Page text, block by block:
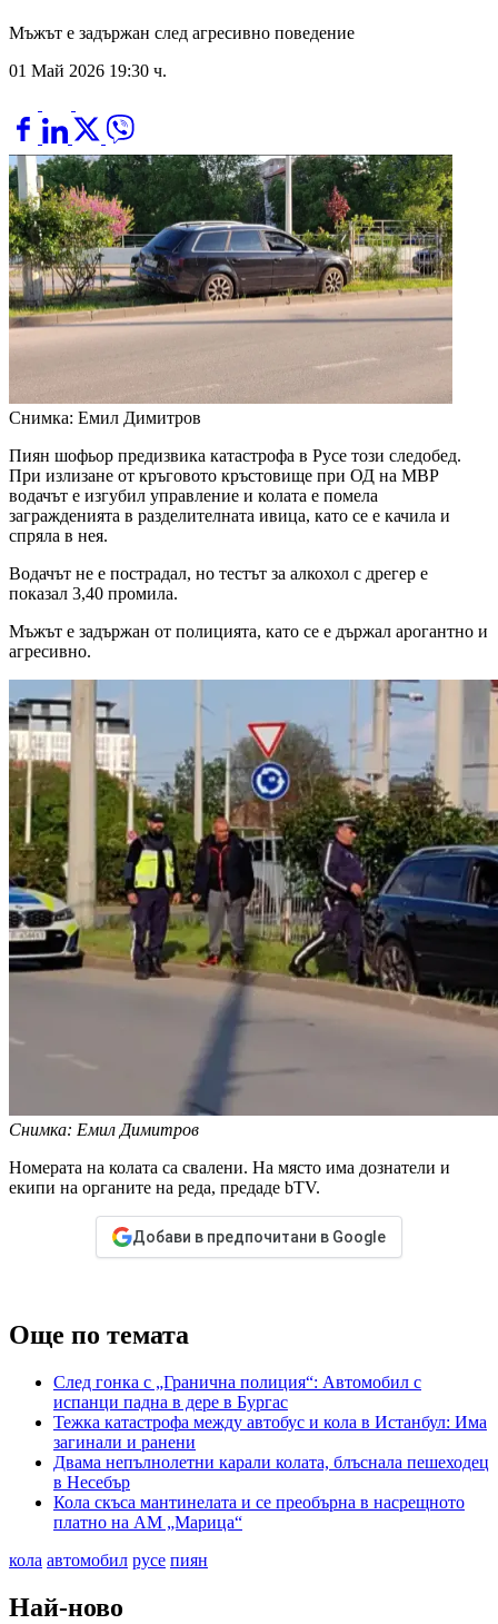
Мъжът е задържан след агресивно поведение
01 Май 2026 19:30 ч.
Снимка: Емил Димитров
Пиян шофьор предизвика катастрофа в Русе този следобед.
При излизане от кръговото кръстовище при ОД на МВР
водачът е изгубил управление и колата е помела
загражденията в разделителната ивица, като се е качила и
спряла в нея.
Водачът не е пострадал, но тестът за алкохол с дрегер е
показал 3,40 промила.
Мъжът е задържан от полицията, като се е държал арогантно и
агресивно.
Снимка: Емил Димитров
Номерата на колата са свалени. На място има дознатели и
екипи на органите на реда, предаде bTV.
Добави в предпочитани в Google
Още по темата
След гонка с „Гранична полиция“: Автомобил с
испанци падна в дере в Бургас
Тежка катастрофа между автобус и кола в Истанбул: Има
загинали и ранени
Двама непълнолетни карали колата, блъснала пешеходец
в Несебър
Кола скъса мантинелата и се преобърна в насрещното
платно на АМ „Марица“
кола автомобил русе пиян
Най-ново